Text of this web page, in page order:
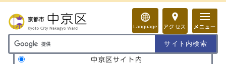
Language アクセス メニュー
サイト内検索の範囲
中京区サイト内